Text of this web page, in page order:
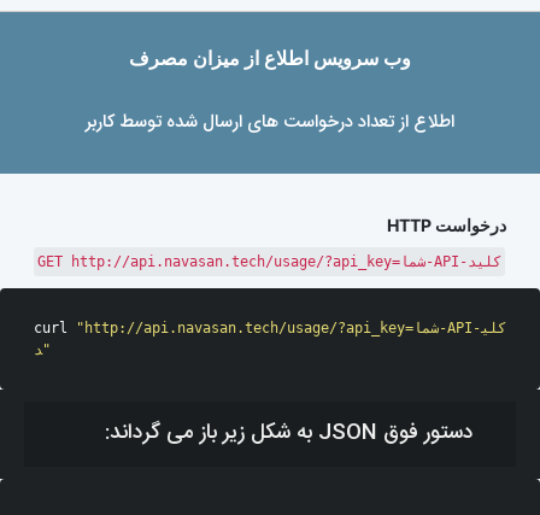
وب سرویس اطلاع از میزان مصرف
اطلاع از تعداد درخواست های ارسال شده توسط کاربر
درخواست HTTP
GET http://api.navasan.tech/usage/?api_key=شما-API-کلید
curl
"http://api.navasan.tech/usage/?api_key=شما-API-کلی
د"
دستور فوق JSON به شکل زیر باز می گرداند: